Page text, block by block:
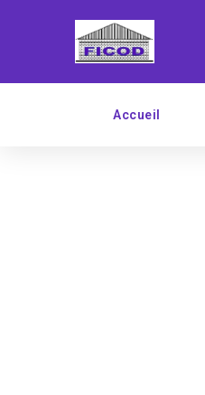
Accueil